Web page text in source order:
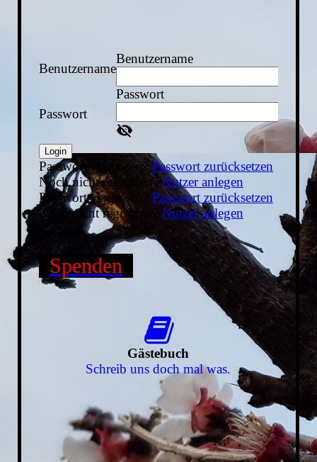
Benutzername
Benutzername
Passwort
Passwort
Login
Passwort vergessen?Passwort zurücksetzen
Noch nicht registriert?Nutzer anlegen
Passwort vergessen? Passwort zurücksetzen
Noch nicht registriert? Nutzer anlegen
Spenden
Gästebuch
Schreib uns doch mal was.